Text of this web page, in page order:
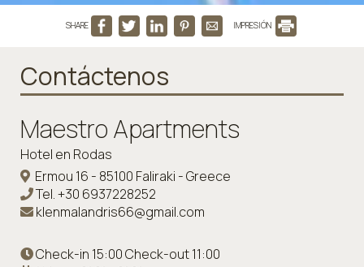
SHARE IMPRESIÓN
Contáctenos
Maestro Apartments
Hotel en Rodas
Ermou 16 - 85100 Faliraki - Greece
Tel.+30 6937228252
klenmalandris66@gmail.com
Check-in 15:00 Check-out 11:00